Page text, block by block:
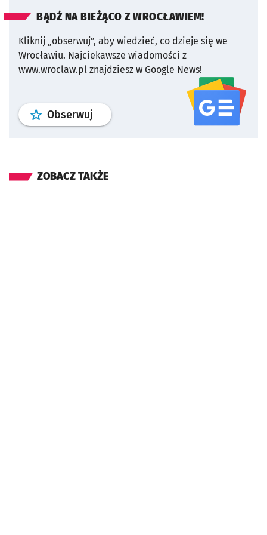
BĄDŹ NA BIEŻĄCO Z WROCŁAWIEM!
Kliknij „obserwuj”, aby wiedzieć, co dzieje się we
Wrocławiu. Najciekawsze wiadomości z
www.wroclaw.pl znajdziesz w Google News!
Obserwuj profil serwisu
ZOBACZ TAKŻE